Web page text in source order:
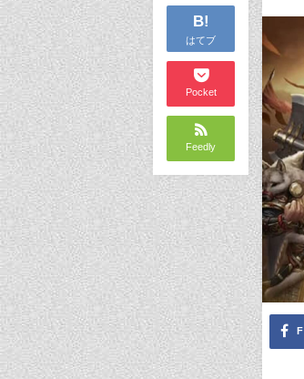
B!
はてブ
Pocket
Feedly